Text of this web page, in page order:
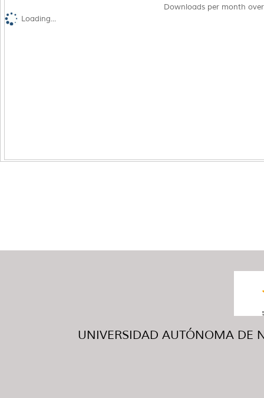
Downloads per month
Loading...
UNIVERSIDAD AUTÓNOMA DE